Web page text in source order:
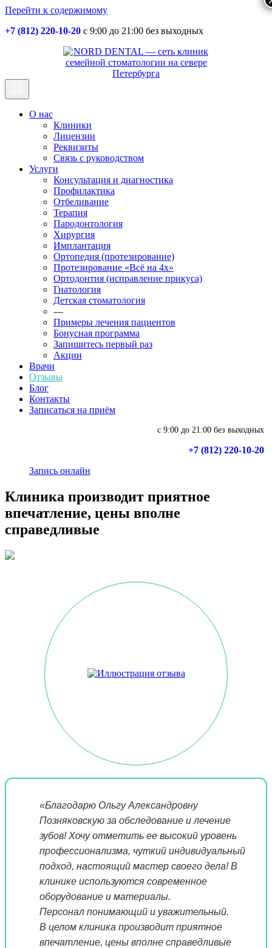
Перейти к содержимому
+7 (812) 220-10-20 с 9:00 до 21:00 без выходных
Основная
навигация
О нас
Клиники
Лицензии
Реквизиты
Связь с руководством
Услуги
Консультация и диагностика
Профилактика
Отбеливание
Терапия
Пародонтология
Хирургия
Имплантация
Ортопедия (протезирование)
Протезирование «Всё на 4х»
Ортодонтия (исправление прикуса)
Гнатология
Детская стоматология
—
Примеры лечения пациентов
Бонусная программа
Запишитесь первый раз
Акции
Врачи
Отзывы
Блог
Контакты
Записаться на приём
с 9:00 до 21:00 без выходных
+7 (812) 220-10-20
Запись онлайн
Клиника производит приятное
впечатление, цены вполне
справедливые
«Благодарю Ольгу Александровну
Позняковскую за обследование и лечение
зубов! Хочу отметить ее высокий уровень
профессионализма, чуткий индивидуальный
подход, настоящий мастер своего дела! В
клинике используются современное
оборудование и материалы.
Персонал понимающий и уважительный.
В целом клиника производит приятное
впечатление, цены вполне справедливые